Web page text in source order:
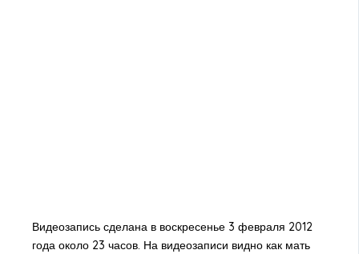
Видеозапись сделана в воскресенье 3 февраля 2012
года около 23 часов. На видеозаписи видно как мать